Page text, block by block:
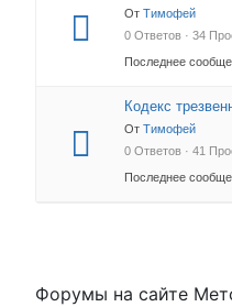
От Тимофей
0 Ответов · 34
Последнее
Кодекс
От Тимофей
0 Ответов · 41
Последнее
Форумы на сайте